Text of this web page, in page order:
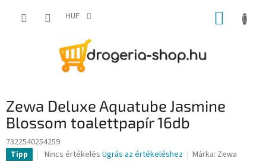
HUF KOSÁR
Zewa Deluxe Aquatube Jasmine
Blossom toalettpapír 16db
7322540254259
Tipp
A
Nincs értékelés Ugrás az értékeléshez Márka: Zewa